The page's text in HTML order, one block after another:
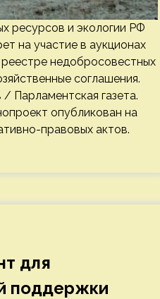
ресурсов и экологии РФ
на участие в аукционах
реестре недобросовестных
соглашения.
Парламентская газета.
опубликован на
правовых актов.
для
поддержки